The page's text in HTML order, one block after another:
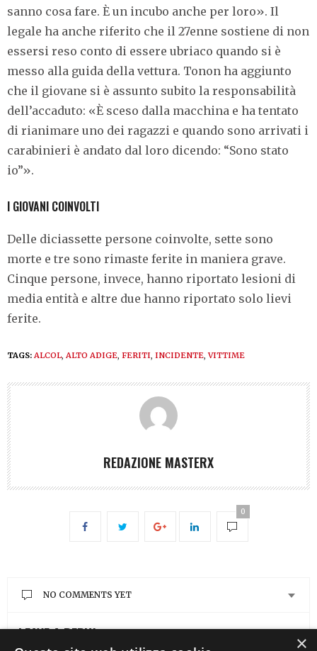
sanno cosa fare. È un incubo anche per loro». Il
legale ha anche riferito che il 27enne sostiene di non
essersi reso conto di essere ubriaco quando si è
messo alla guida della vettura. Tonon ha aggiunto
che il giovane si è assunto subito la responsabilità
dell’accaduto: «È sceso dalla macchina e ha tentato
di rianimare uno dei ragazzi e quando sono arrivati i
carabinieri è andato dal loro dicendo: “Sono stato
io”».
I GIOVANI COINVOLTI
Delle diciassette persone coinvolte, sette sono
morte e tre sono rimaste ferite in maniera grave.
Cinque persone, invece, hanno riportato lesioni di
media entità e altre due hanno riportato solo lievi
ferite.
TAGS: ALCOL, ALTO ADIGE, FERITI, INCIDENTE,VITTIME
REDAZIONE MASTERX
0
NO COMMENTS YET
LEAVE A REPLY ×